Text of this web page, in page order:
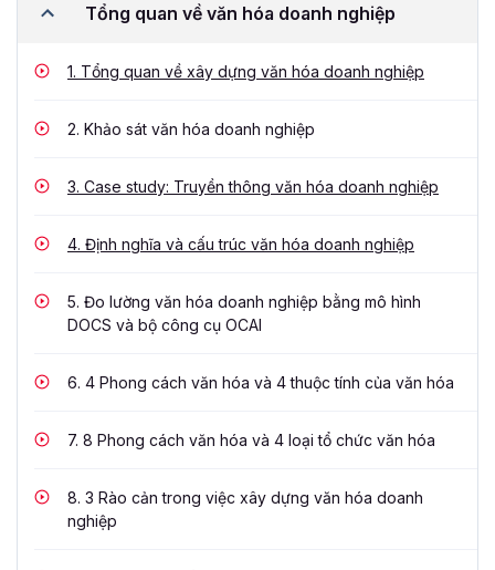
Tổng quan về văn hóa doanh nghiệp
1. Tổng quan về xây dựng văn hóa doanh nghiệp
2. Khảo sát văn hóa doanh nghiệp
3. Case study: Truyền thông văn hóa doanh nghiệp
4. Định nghĩa và cấu trúc văn hóa doanh nghiệp
5. Đo lường văn hóa doanh nghiệp bằng mô hình
DOCS và bộ công cụ OCAI
6. 4 Phong cách văn hóa và 4 thuộc tính của văn hóa
7. 8 Phong cách văn hóa và 4 loại tổ chức văn hóa
8. 3 Rào cản trong việc xây dựng văn hóa doanh
nghiệp